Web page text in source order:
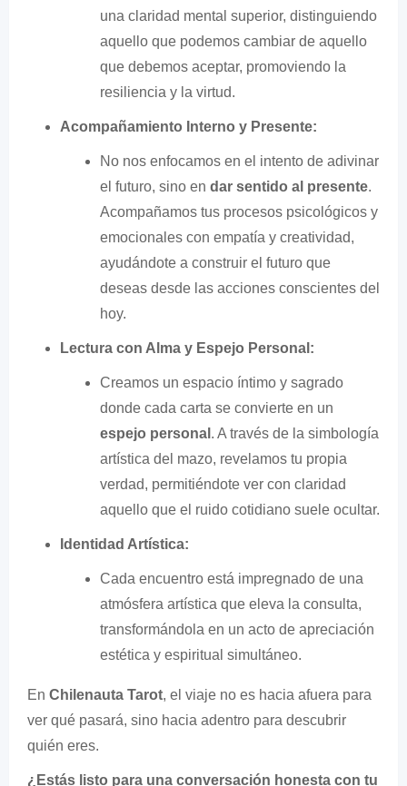
una claridad mental superior, distinguiendo
aquello que podemos cambiar de aquello
que debemos aceptar, promoviendo la
resiliencia y la virtud.
Acompañamiento Interno y Presente:
No nos enfocamos en el intento de adivinar
el futuro, sino en dar sentido al presente.
Acompañamos tus procesos psicológicos y
emocionales con empatía y creatividad,
ayudándote a construir el futuro que
deseas desde las acciones conscientes del
hoy.
Lectura con Alma y Espejo Personal:
Creamos un espacio íntimo y sagrado
donde cada carta se convierte en un
espejo personal . A través de la simbología
artística del mazo, revelamos tu propia
verdad, permitiéndote ver con claridad
aquello que el ruido cotidiano suele ocultar.
Identidad Artística:
Cada encuentro está impregnado de una
atmósfera artística que eleva la consulta,
transformándola en un acto de apreciación
estética y espiritual simultáneo.
En Chilenauta Tarot, el viaje no es hacia afuera para
ver qué pasará, sino hacia adentro para descubrir
quién eres.
¿Estás listo para una conversación honesta con tu